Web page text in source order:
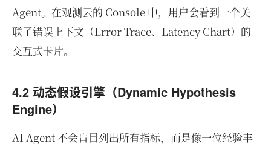
Agent。在观测云的 Console 中，用户会看到一个关
联了错误上下文（Error Trace、Latency Chart）的
交互式卡片。
4.2 动态假设引擎（Dynamic Hypothesis
Engine）
AI Agent 不会盲目列出所有指标，而是像一位经验丰